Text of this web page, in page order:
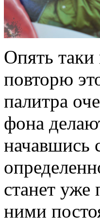
Опять таки
повторю
палитра
фона
начавшись
станет уже
ними